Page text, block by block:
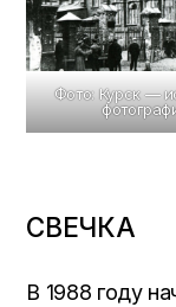
Фото: Курск —
СВЕЧКА
В 1988 году